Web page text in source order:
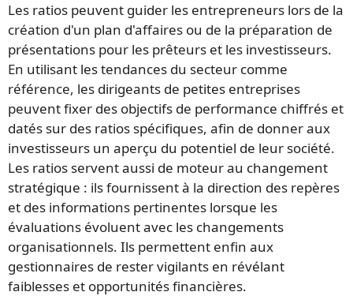
Les ratios peuvent guider les entrepreneurs lors de la
création d'un plan d'affaires ou de la préparation de
présentations pour les prêteurs et les investisseurs.
En utilisant les tendances du secteur comme
référence, les dirigeants de petites entreprises
peuvent fixer des objectifs de performance chiffrés et
datés sur des ratios spécifiques, afin de donner aux
investisseurs un aperçu du potentiel de leur société.
Les ratios servent aussi de moteur au changement
stratégique : ils fournissent à la direction des repères
et des informations pertinentes lorsque les
évaluations évoluent avec les changements
organisationnels. Ils permettent enfin aux
gestionnaires de rester vigilants en révélant
faiblesses et opportunités financières.